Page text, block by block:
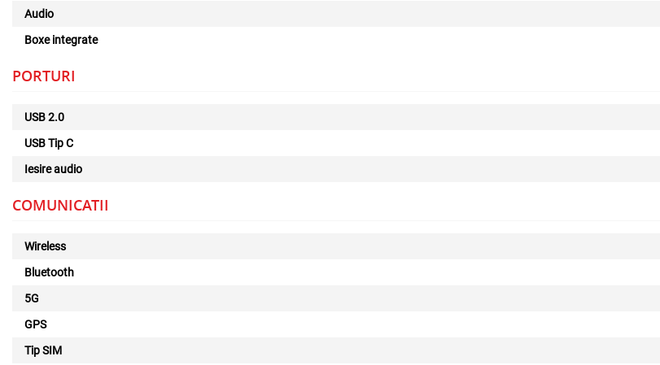
Audio
Boxe integrate
PORTURI
USB 2.0
USB Tip C
Iesire audio
COMUNICATII
Wireless
Bluetooth
5G
GPS
Tip SIM